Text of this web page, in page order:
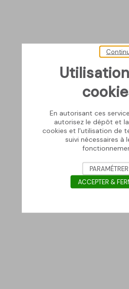
En autorisant ces
autorisez le dépôt et
cookies et l'utilisation de
suivi nécessaires à
PARAMÉTRER
ACCEPTER &